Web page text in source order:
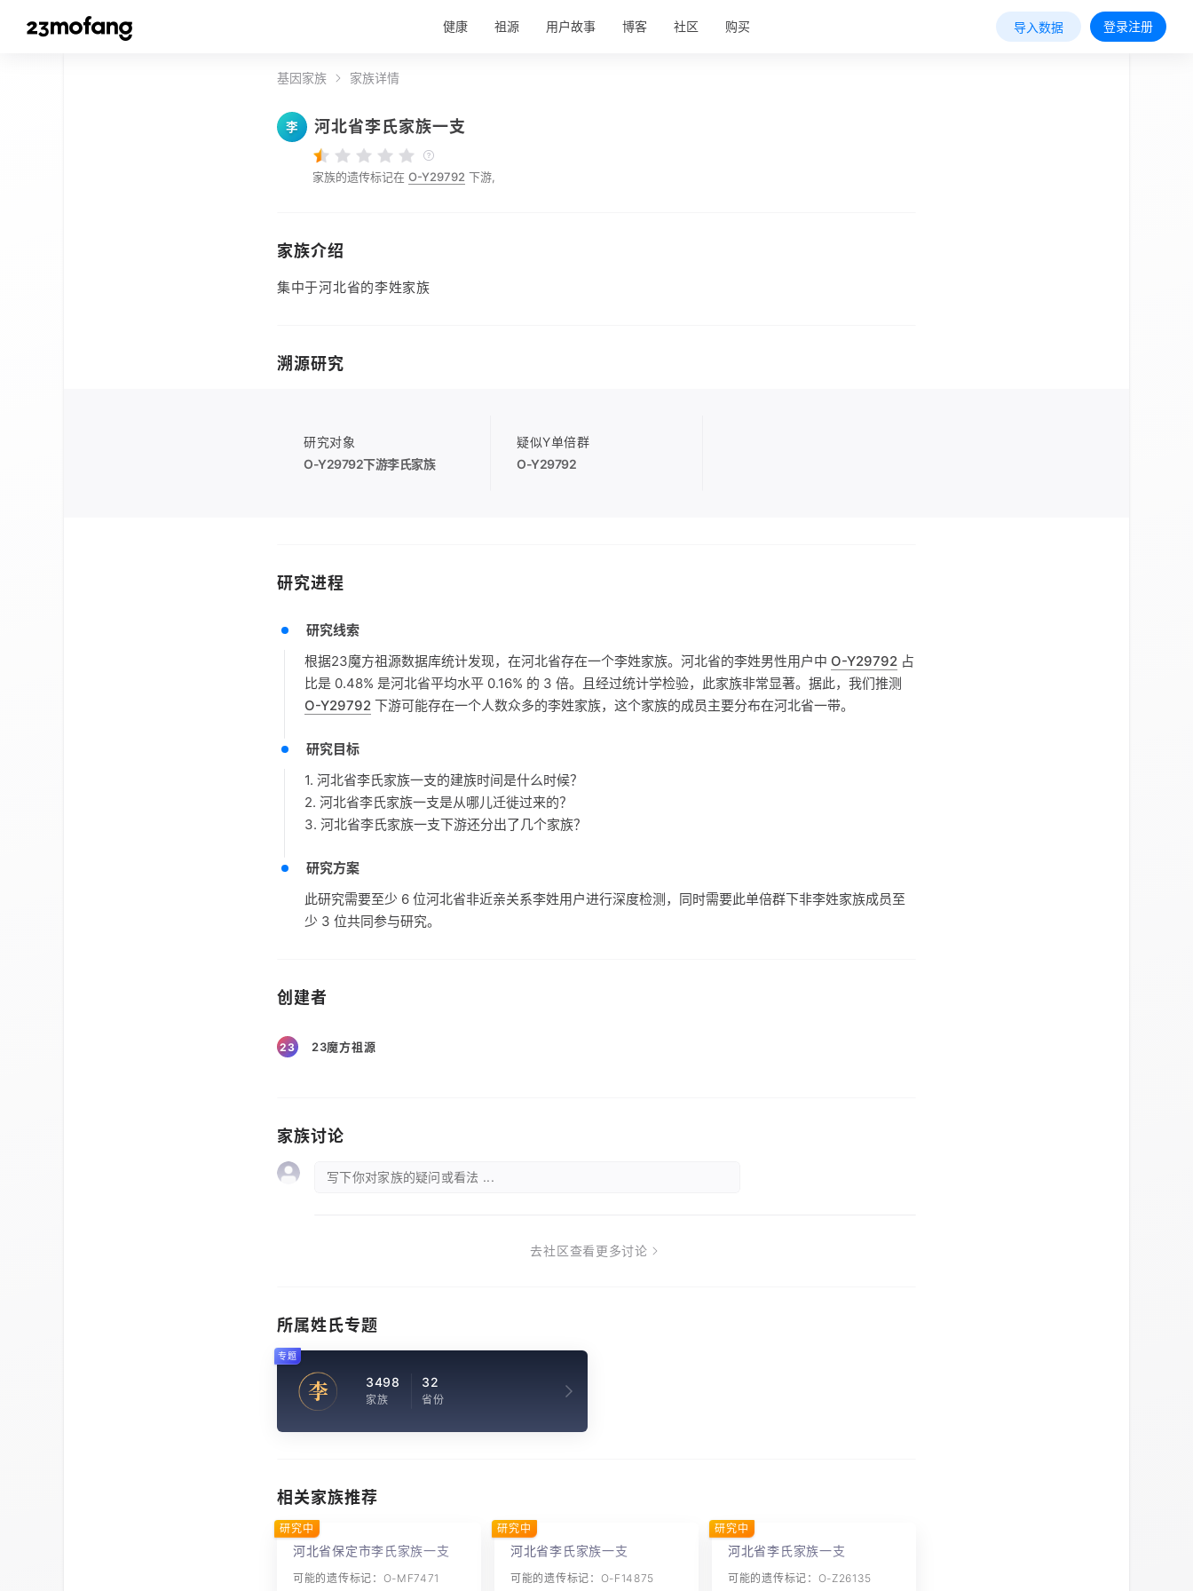
健康 祖源 用户故事 博客 社区 购买 导入数据 登录注册
基因家族 家族详情
李 河北省李氏家族一支
家族的遗传标记在 O-Y29792 下游,
家族介绍
集中于河北省的李姓家族
溯源研究
研究对象
O-Y29792下游李氏家族
疑似Y单倍群
O-Y29792
研究进程
研究线索
根据23魔方祖源数据库统计发现，在河北省存在一个李姓家族。河北省的李姓男性用户中 O-Y29792 占
比是 0.48% 是河北省平均水平 0.16% 的 3 倍。且经过统计学检验，此家族非常显著。据此，我们推测
O-Y29792 下游可能存在一个人数众多的李姓家族，这个家族的成员主要分布在河北省一带。
研究目标
1. 河北省李氏家族一支的建族时间是什么时候？
2. 河北省李氏家族一支是从哪儿迁徙过来的？
3. 河北省李氏家族一支下游还分出了几个家族？
研究方案
此研究需要至少 6 位河北省非近亲关系李姓用户进行深度检测，同时需要此单倍群下非李姓家族成员至
少 3 位共同参与研究。
创建者
23 23魔方祖源
家族讨论
写下你对家族的疑问或看法 ...
去社区查看更多讨论
所属姓氏专题
李 3498
家族
32
省份
专题
相关家族推荐
河北省保定市李氏家族一支
可能的遗传标记：O-MF7471
研究中
河北省李氏家族一支
可能的遗传标记：O-F14875
研究中
河北省李氏家族一支
可能的遗传标记：O-Z26135
研究中